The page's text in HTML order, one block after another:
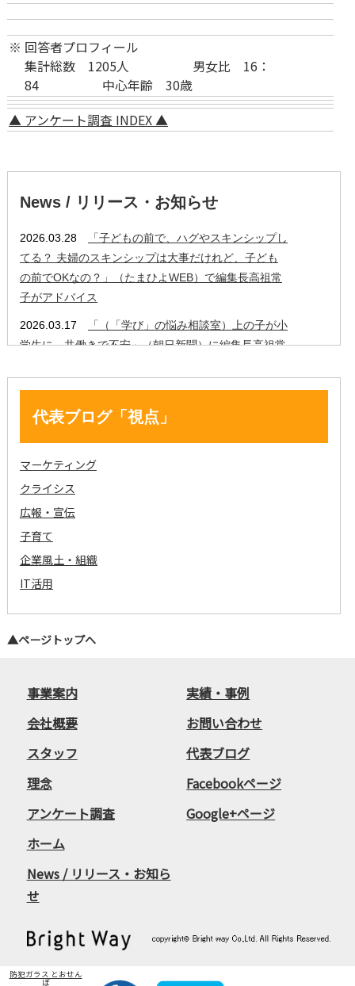
※ 回答者プロフィール
集計総数 1205人 男女比 16：
84 中心年齢 30歳
▲ アンケート調査 INDEX ▲
代表ブログ「視点」
マーケティング
クライシス
広報・宣伝
子育て
企業風土・組織
IT活用
▲ページトップへ
事業案内
実績・事例
会社概要
スタッフ
理念
アンケート調査
ホーム
News / リリース・お知ら
せ
お問い合わせ
代表ブログ
Facebookページ
Google+ページ
防犯ガラス とおせん
ぼ